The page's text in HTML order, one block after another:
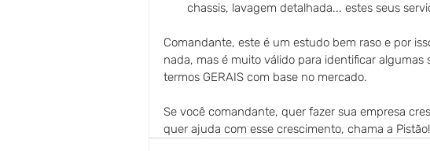
chassis, lavagem detalhada... estes seus
Comandante, este é um estudo bem raso e por
nada, mas é muito válido para identificar
termos GERAIS com base no mercado.
Se você comandante, quer fazer sua empresa
quer ajuda com esse crescimento, chama a